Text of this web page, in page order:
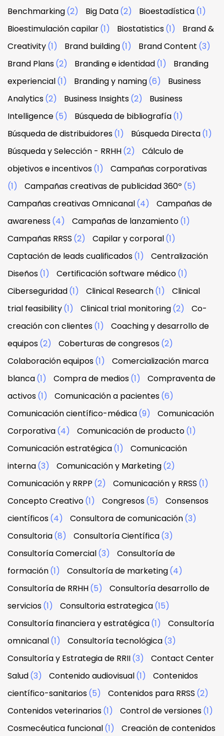
Benchmarking(2) Big Data(2) Bioestadística(1)
Bioestimulación capilar(1) Biostatistics(1)
Brand &
Creativity(1) Brand building(1) Brand Content (3)
Brand Plans(2) Branding e identidad(1)
Branding
experiencial(1) Branding y naming(6)
Business
Analytics(2) Business Insights(2)
Business
Intelligence(5) Búsqueda de bibliografía(1)
Búsqueda de distribuidores(1) Búsqueda Directa(1)
Búsqueda y Selección - RRHH(2)
Cálculo de
objetivos e incentivos(1)
Campañas corporativas
(1)
Campañas creativas de publicidad 360º (5)
Campañas creativas Omnicanal(4)
Campañas de
awareness(4) Campañas de lanzamiento(1)
Campañas RRSS (2) Capilar y corporal(1)
Captación de leads cualificados(1)
Centralización
Diseños(1) Certificación software médico(1)
Ciberseguridad(1) Clinical Research(1)
Clinical
trial feasibility(1) Clinical trial monitoring(2)
Co-
creación con clientes(1)
Coaching y desarrollo de
equipos(2) Coberturas de congresos(2)
Colaboración equipos(1)
Comercialización marca
blanca(1) Compra de medios(1)
Compraventa de
activos(1) Comunicación a pacientes(6)
Comunicación científico-médica(9)
Comunicación
Corporativa(4) Comunicación de producto(1)
Comunicación estratégica(1)
Comunicación
interna(3) Comunicación y Marketing(2)
Comunicación y RRPP (2) Comunicación y RRSS (1)
Concepto Creativo(1) Congresos(5)
Consensos
científicos(4) Consultora de comunicación(3)
Consultoria(8) Consultoría Científica(3)
Consultoría Comercial(3)
Consultoría de
formación(1) Consultoría de marketing(4)
Consultoría de RRHH(5)
Consultoría desarrollo de
servicios(1) Consultoria estrategica(15)
Consultoría financiera y estratégica(1)
Consultoría
omnicanal(1) Consultoría tecnológica(3)
Consultoría y Estrategia de RRII(3)
Contact Center
Salud(3) Contenido audiovisual(1)
Contenidos
científico-sanitarios(5) Contenidos para RRSS (2)
Contenidos veterinarios(1) Control de versiones(1)
Cosmecéutica funcional(1) Creación de contenidos